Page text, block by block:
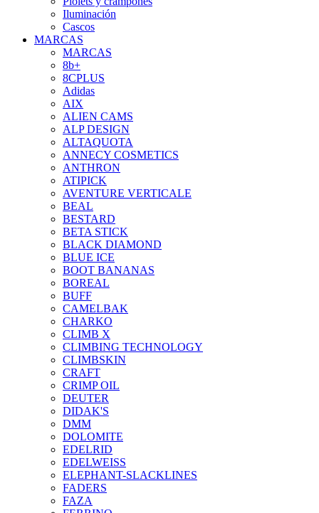
Iluminación
Cascos
MARCAS
MARCAS
8b+
8CPLUS
Adidas
AIX
ALIEN CAMS
ALP DESIGN
ALTAQUOTA
ANNECY COSMETICS
ANTHRON
ATIPICK
AVENTURE VERTICALE
BEAL
BESTARD
BETA STICK
BLACK DIAMOND
BLUE ICE
BOOT BANANAS
BOREAL
BUFF
CAMELBAK
CHARKO
CLIMB X
CLIMBING TECHNOLOGY
CLIMBSKIN
CRAFT
CRIMP OIL
DEUTER
DIDAK'S
DMM
DOLOMITE
EDELRID
EDELWEISS
ELEPHANT-SLACKLINES
FADERS
FAZA